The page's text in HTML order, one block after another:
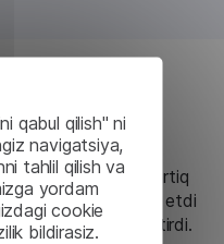
qabul qilish" ni
navigatsiya,
tahlil qilish va
yordam
cookie
bildirasiz.
ga 100 dan ortiq
yechimini taqdim etdi
darajada kengaytirdi.